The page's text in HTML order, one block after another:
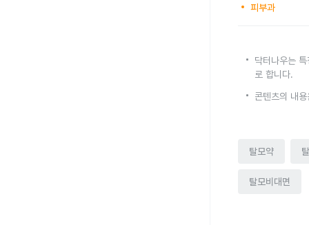
피부과
닥터나우는
로 합니다.
콘텐츠의 내
탈모약
탈모비대면